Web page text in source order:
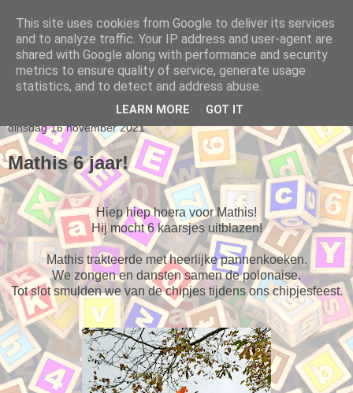
Klasblog van juf Romy
dinsdag 16 november 2021
Mathis 6 jaar!
Hiep hiep hoera voor Mathis!
Hij mocht 6 kaarsjes uitblazen!
Mathis trakteerde met heerlijke pannenkoeken.
We zongen en dansten samen de polonaise.
Tot slot smulden we van de chipjes tijdens ons chipjesfeest.
This site uses cookies from Google to deliver its services
and to analyze traffic. Your IP address and user-agent are
shared with Google along with performance and security
metrics to ensure quality of service, generate usage
statistics, and to detect and address abuse.
LEARN MORE GOT IT